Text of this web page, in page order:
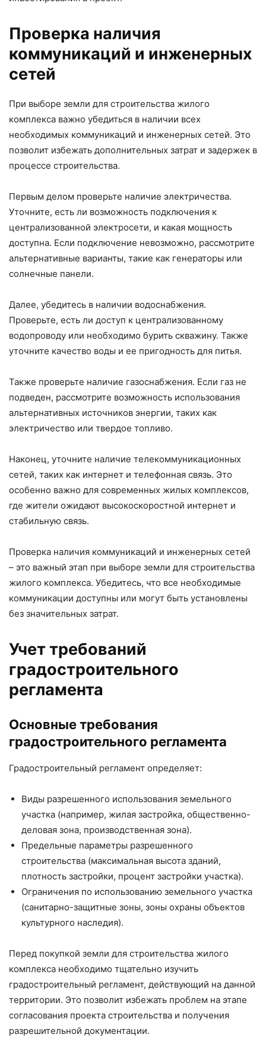
Проверка наличия
коммуникаций и инженерных
сетей
При выборе земли для строительства жилого
комплекса важно убедиться в наличии всех
необходимых коммуникаций и инженерных сетей. Это
позволит избежать дополнительных затрат и задержек в
процессе строительства.
Первым делом проверьте наличие электричества.
Уточните, есть ли возможность подключения к
централизованной электросети, и какая мощность
доступна. Если подключение невозможно, рассмотрите
альтернативные варианты, такие как генераторы или
солнечные панели.
Далее, убедитесь в наличии водоснабжения.
Проверьте, есть ли доступ к централизованному
водопроводу или необходимо бурить скважину. Также
уточните качество воды и ее пригодность для питья.
Также проверьте наличие газоснабжения. Если газ не
подведен, рассмотрите возможность использования
альтернативных источников энергии, таких как
электричество или твердое топливо.
Наконец, уточните наличие телекоммуникационных
сетей, таких как интернет и телефонная связь. Это
особенно важно для современных жилых комплексов,
где жители ожидают высокоскоростной интернет и
стабильную связь.
Проверка наличия коммуникаций и инженерных сетей
– это важный этап при выборе земли для строительства
жилого комплекса. Убедитесь, что все необходимые
коммуникации доступны или могут быть установлены
без значительных затрат.
Учет требований
градостроительного
регламента
Основные требования
градостроительного регламента
Градостроительный регламент определяет:
Виды разрешенного использования земельного
участка (например, жилая застройка, общественно-
деловая зона, производственная зона).
Предельные параметры разрешенного
строительства (максимальная высота зданий,
плотность застройки, процент застройки участка).
Ограничения по использованию земельного участка
(санитарно-защитные зоны, зоны охраны объектов
культурного наследия).
Перед покупкой земли для строительства жилого
комплекса необходимо тщательно изучить
градостроительный регламент, действующий на данной
территории. Это позволит избежать проблем на этапе
согласования проекта строительства и получения
разрешительной документации.